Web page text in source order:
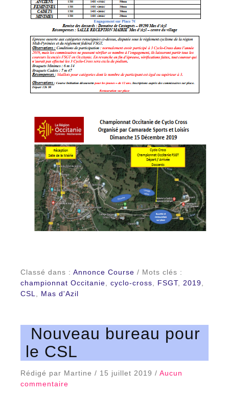
Classé dans : Annonce Course / Mots clés :
championnat Occitanie
cyclo-cross FSGT, 2019
CSL
Mas d'Azil
Nouveau bureau pour
le CSL
Rédigé par Martine / 15 juillet 2019 / Aucun
commentaire